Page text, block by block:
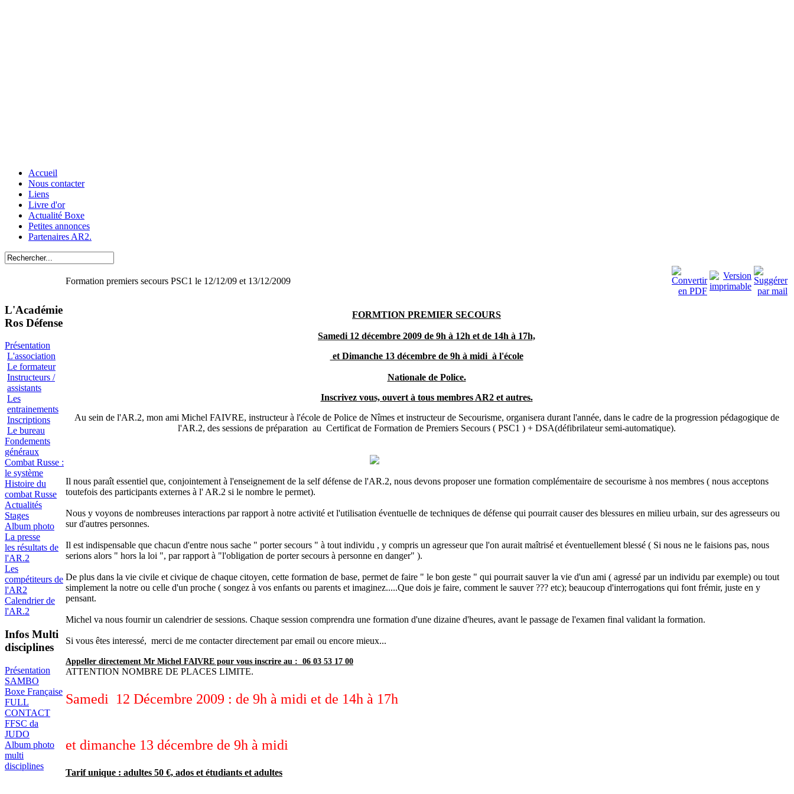
Accueil
Nous contacter
Liens
Livre d'or
Actualité Boxe
Petites annonces
Partenaires AR2.
L'Académie
Ros Défense
Présentation
L'association
Le formateur
Instructeurs /
assistants
Les
entrainements
Inscriptions
Le bureau
Fondements
généraux
Combat Russe :
le système
Histoire du
combat Russe
Actualités
Stages
Album photo
La presse
les résultats de
l'AR.2
Les
compétiteurs de
l'AR2
Calendrier de
l'AR.2
Infos Multi
disciplines
Présentation
SAMBO
Boxe Française
FULL
CONTACT
FFSC da
JUDO
Album photo
multi
disciplines
Formation premiers secours PSC1 le 12/12/09 et 13/12/2009
FORMTION PREMIER SECOURS
Samedi 12 décembre 2009 de 9h à 12h et de 14h à 17h,
et Dimanche 13 décembre de 9h à midi à l'école
Nationale de Police.
Inscrivez vous, ouvert à tous membres AR2 et autres.
Au sein de l'AR.2, mon ami Michel FAIVRE, instructeur à l'école de Police de Nîmes et instructeur de Secourisme, organisera durant l'année, dans le cadre de la progression pédagogique de
l'AR.2, des sessions de préparation au Certificat de Formation de Premiers Secours ( PSC1 ) + DSA(défibrilateur semi-automatique).
Il nous paraît essentiel que, conjointement à l'enseignement de la self défense de l'AR.2, nous devons proposer une formation complémentaire de secourisme à nos membres ( nous acceptons
toutefois des participants externes à l' AR.2 si le nombre le permet).
Nous y voyons de nombreuses interactions par rapport à notre activité et l'utilisation éventuelle de techniques de défense qui pourrait causer des blessures en milieu urbain, sur des agresseurs ou
sur d'autres personnes.
Il est indispensable que chacun d'entre nous sache " porter secours " à tout individu , y compris un agresseur que l'on aurait maîtrisé et éventuellement blessé ( Si nous ne le faisions pas, nous
serions alors " hors la loi ", par rapport à "l'obligation de porter secours à personne en danger" ).
De plus dans la vie civile et civique de chaque citoyen, cette formation de base, permet de faire " le bon geste " qui pourrait sauver la vie d'un ami ( agressé par un individu par exemple) ou tout
simplement la notre ou celle d'un proche ( songez à vos enfants ou parents et imaginez.....Que dois je faire, comment le sauver ??? etc); beaucoup d'interrogations qui font frémir, juste en y
pensant.
Michel va nous fournir un calendrier de sessions. Chaque session comprendra une formation d'une dizaine d'heures, avant le passage de l'examen final validant la formation.
Si vous êtes interessé, merci de me contacter directement par email ou encore mieux...
Appeller directement Mr Michel FAIVRE pour vous inscrire au : 06 03 53 17 00
ATTENTION NOMBRE DE PLACES LIMITE.
Samedi 12 Décembre 2009 : de 9h à midi et de 14h à 17h
et dimanche 13 décembre de 9h à midi
Tarif unique : adultes 50 €, ados et étudiants et adultes